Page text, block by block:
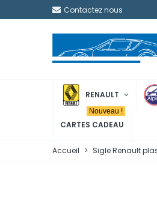
Contactez nous
RENAULT
CARTES CADEAU
Nouveau !
Accueil > Sigle Renault